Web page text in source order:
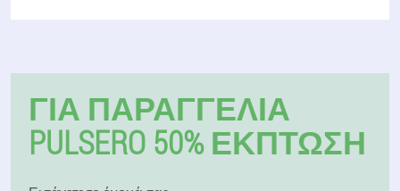
ΓΙΑ ΠΑΡΑΓΓΕΛΊΑ
PULSERO 50% ΕΚΠΤΩΣΗ